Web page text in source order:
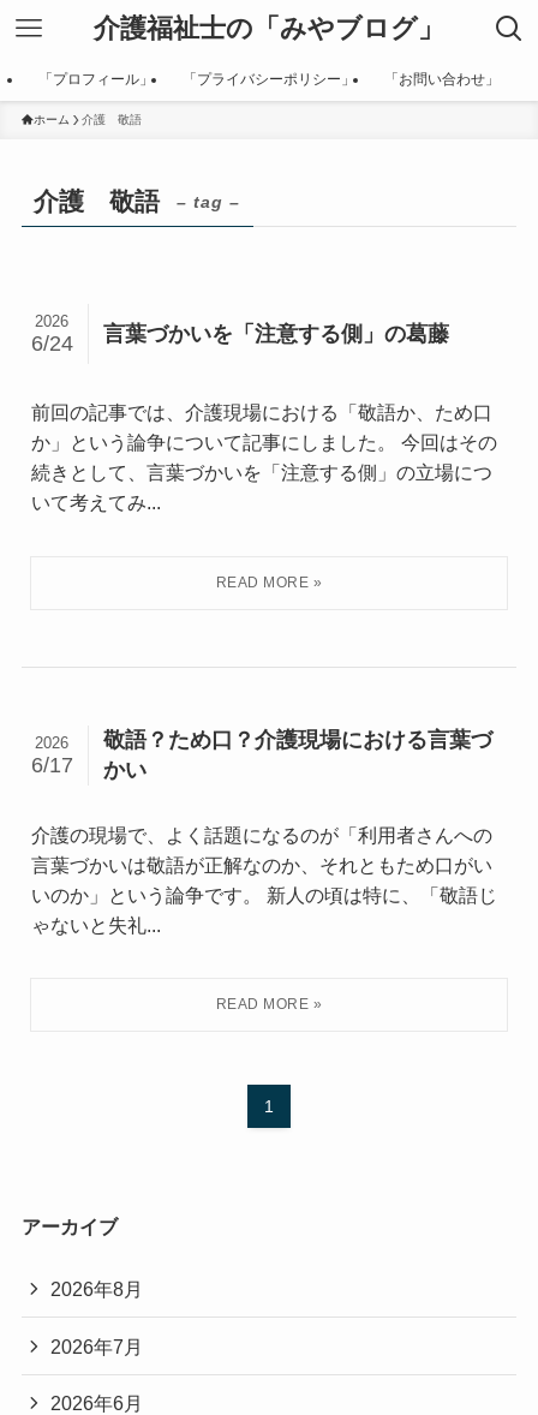
介護福祉士の「みやブログ」
「プロフィール」 「プライバシーポリシー」 「お問い合わせ」
ホーム 介護 敬語
介護 敬語 – tag –
言葉づかいを「注意する側」の葛藤
2026
6/24
前回の記事では、介護現場における「敬語か、ため口
か」という論争について記事にしました。 今回はその
続きとして、言葉づかいを「注意する側」の立場につ
いて考えてみ...
敬語？ため口？介護現場における言葉づ
かい
2026
6/17
介護の現場で、よく話題になるのが「利用者さんへの
言葉づかいは敬語が正解なのか、それともため口がい
いのか」という論争です。 新人の頃は特に、「敬語じ
ゃないと失礼...
1
アーカイブ
2026年8月
2026年7月
2026年6月